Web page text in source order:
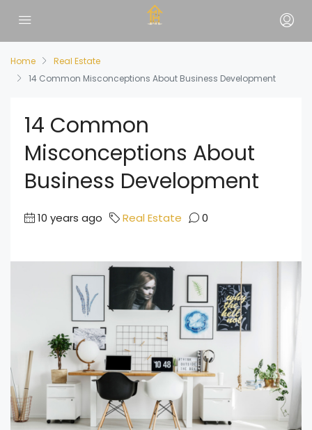
Home
Real Estate
14 Common Misconceptions About Business Development
14 Common
Misconceptions About
Business Development
10 years ago Real Estate 0